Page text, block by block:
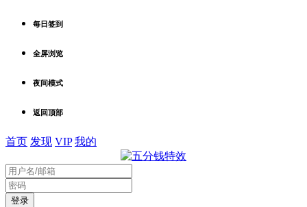
夜间模式
返回顶部
首页 发现 VIP
忘记密码？
社交账号快速登录